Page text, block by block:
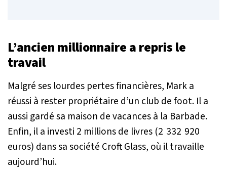
L’ancien millionnaire a repris le
travail
Malgré ses lourdes pertes financières, Mark a
réussi à rester propriétaire d’un club de foot. Il a
aussi gardé sa maison de vacances à la Barbade.
Enfin, il a investi 2 millions de livres (2 332 920
euros) dans sa société Croft Glass, où il travaille
aujourd’hui.